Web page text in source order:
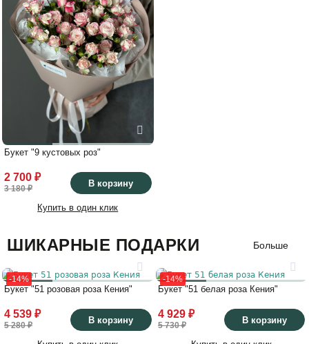
Букет "9 кустовых роз"
2 700 ₽
3 180 ₽ В корзину
Купить в один клик
ШИКАРНЫЕ ПОДАРКИ Больше
-14%
Букет "51 розовая роза Кения"
4 539 ₽
5 280 ₽ В корзину
-14%
Букет "51 белая роза Кения"
4 929 ₽
5 730 ₽ В корзину